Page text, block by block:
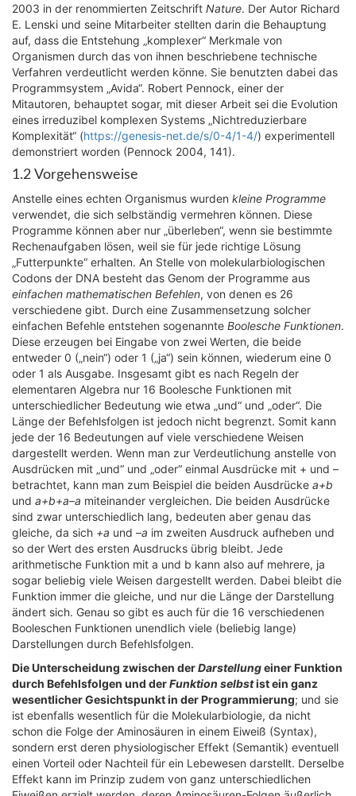
2003 in der renommierten Zeitschrift Nature. Der Autor Richard
E. Lenski und seine Mitarbeiter stellten darin die Behauptung
auf, dass die Entstehung „komplexer“ Merkmale von
Organismen durch das von ihnen beschriebene technische
Verfahren verdeutlicht werden könne. Sie benutzten dabei das
Programmsystem „Avida“. Robert Pennock, einer der
Mitautoren, behauptet sogar, mit dieser Arbeit sei die Evolution
eines irreduzibel komplexen Systems „Nichtreduzierbare
Komplexität“ (https://genesis-net.de/s/0-4/1-4/) experimentell
demonstriert worden (Pennock 2004, 141).
1.2 Vorgehensweise
Anstelle eines echten Organismus wurden kleine Programme
verwendet, die sich selbständig vermehren können. Diese
Programme können aber nur „überleben“, wenn sie bestimmte
Rechenaufgaben lösen, weil sie für jede richtige Lösung
„Futterpunkte“ erhalten. An Stelle von molekularbiologischen
Codons der DNA besteht das Genom der Programme aus
einfachen mathematischen Befehlen, von denen es 26
verschiedene gibt. Durch eine Zusammensetzung solcher
einfachen Befehle entstehen sogenannte Boolesche Funktionen.
Diese erzeugen bei Eingabe von zwei Werten, die beide
entweder 0 („nein“) oder 1 („ja“) sein können, wiederum eine 0
oder 1 als Ausgabe. Insgesamt gibt es nach Regeln der
elementaren Algebra nur 16 Boolesche Funktionen mit
unterschiedlicher Bedeutung wie etwa „und“ und „oder“. Die
Länge der Befehlsfolgen ist jedoch nicht begrenzt. Somit kann
jede der 16 Bedeutungen auf viele verschiedene Weisen
dargestellt werden. Wenn man zur Verdeutlichung anstelle von
Ausdrücken mit „und“ und „oder“ einmal Ausdrücke mit + und –
betrachtet, kann man zum Beispiel die beiden Ausdrücke a+b
und a+b+a–a miteinander vergleichen. Die beiden Ausdrücke
sind zwar unterschiedlich lang, bedeuten aber genau das
gleiche, da sich +a und –a im zweiten Ausdruck aufheben und
so der Wert des ersten Ausdrucks übrig bleibt. Jede
arithmetische Funktion mit a und b kann also auf mehrere, ja
sogar beliebig viele Weisen dargestellt werden. Dabei bleibt die
Funktion immer die gleiche, und nur die Länge der Darstellung
ändert sich. Genau so gibt es auch für die 16 verschiedenen
Booleschen Funktionen unendlich viele (beliebig lange)
Darstellungen durch Befehlsfolgen.
Die Unterscheidung zwischen derDarstellungeiner Funktion
durch Befehlsfolgen und derFunktion selbstist ein ganz
wesentlicher Gesichtspunkt in der Programmierung; und sie
ist ebenfalls wesentlich für die Molekularbiologie, da nicht
schon die Folge der Aminosäuren in einem Eiweiß (Syntax),
sondern erst deren physiologischer Effekt (Semantik) eventuell
einen Vorteil oder Nachteil für ein Lebewesen darstellt. Derselbe
Effekt kann im Prinzip zudem von ganz unterschiedlichen